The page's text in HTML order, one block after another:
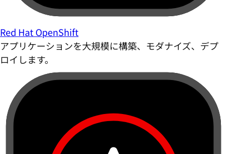
Red Hat OpenShift
アプリケーションを大規模に構築、モダナイズ、デプ
ロイします。